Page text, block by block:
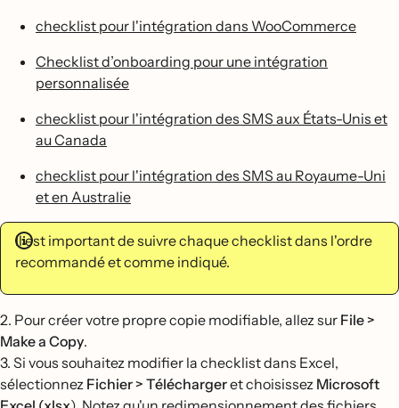
checklist pour l'intégration dans WooCommerce
Checklist d’onboarding pour une intégration
personnalisée
checklist pour l'intégration des SMS aux États-Unis et
au Canada
checklist pour l'intégration des SMS au Royaume-Uni
et en Australie
Il est important de suivre chaque checklist dans l'ordre
recommandé et comme indiqué.
2. Pour créer votre propre copie modifiable, allez sur File >
Make a Copy.
3. Si vous souhaitez modifier la checklist dans Excel,
sélectionnez Fichier > Téléchargeret choisissez Microsoft